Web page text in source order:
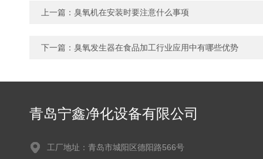
上一篇： 臭氧机在安装时要注意什么事项
下一篇： 臭氧发生器在食品加工行业应用中有哪些优势
青岛宁鑫净化设备有限公司
工厂地址：青岛市城阳区德阳路566号